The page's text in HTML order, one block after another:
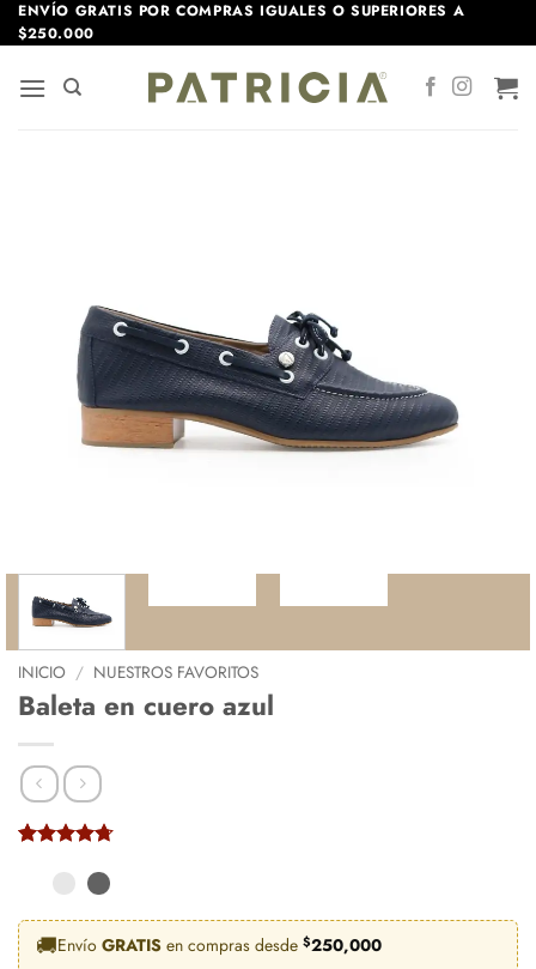
Saltar
al
contenido
ENVÍO GRATIS POR COMPRAS IGUALES O SUPERIORES A
$250.000
INICIO / NUESTROS FAVORITOS
Baleta en cuero azul
con4.67
de 5 en
base a
valoraciones
de clientes
🚚Envío GRATIS en compras desde $250,000